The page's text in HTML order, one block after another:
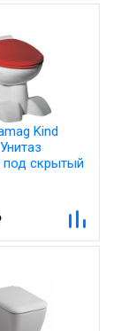
Kind
под скрытый